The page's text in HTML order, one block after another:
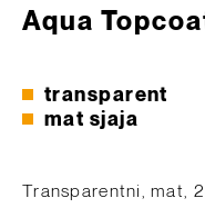
Aqua
transparent
mat sjaja
Transparentni, mat,